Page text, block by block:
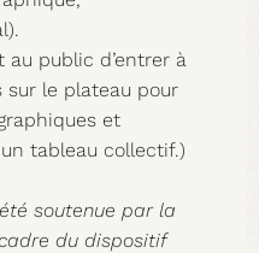
public d’entrer à
sur le plateau pour
et
tableau collectif.)
soutenue par la
du dispositif